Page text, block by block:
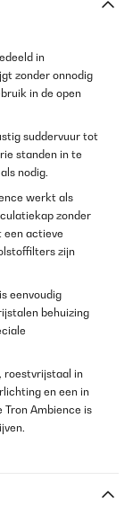
in
zonder onnodig
in de open
suddervuur tot
standen in te
nodig.
werkt als
zonder
een actieve
zijn
eenvoudig
behuizing
roestvrijstaal in
en een in
Tron Ambience is